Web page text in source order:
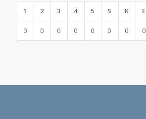
1 2 3 4 5 S K E
0 0 0 0 0 0 0 0